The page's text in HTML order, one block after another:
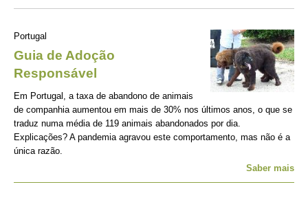
Portugal
Guia de Adoção
Responsável
Em Portugal, a taxa de abandono de animais
de companhia aumentou em mais de 30% nos últimos anos, o que se
traduz numa média de 119 animais abandonados por dia.
Explicações? A pandemia agravou este comportamento, mas não é a
única razão.
Saber mais